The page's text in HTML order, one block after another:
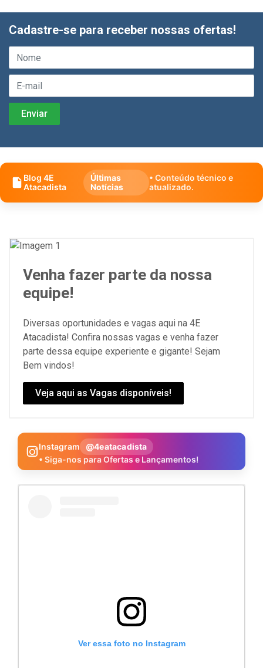
Cadastre-se para receber nossas ofertas!
Blog 4E
Atacadista
Últimas
Notícias
• Conteúdo técnico e
atualizado.
Venha fazer parte da nossa
equipe!
Diversas oportunidades e vagas aqui na 4E
Atacadista! Confira nossas vagas e venha fazer
parte dessa equipe experiente e gigante! Sejam
Bem vindos!
Veja aqui as Vagas disponíveis!
Instagram
@4eatacadista
• Siga-nos para Ofertas e Lançamentos!
Ver essa foto no Instagram